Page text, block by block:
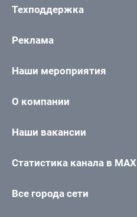
Техподдержка
Реклама
Наши мероприятия
О компании
Наши вакансии
Статистика канала в MAX
Все города сети